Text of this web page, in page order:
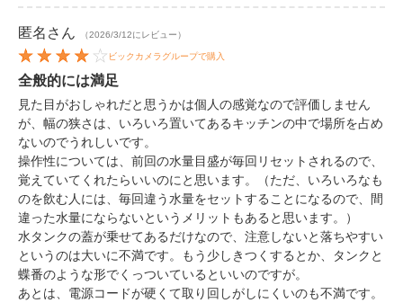
匿名 さん （2026/3/12にレビュー）
ビックカメラグループで購入
全般的には満足
見た目がおしゃれだと思うかは個人の感覚なので評価しません
が、幅の狭さは、いろいろ置いてあるキッチンの中で場所を占め
ないのでうれしいです。
操作性については、前回の水量目盛が毎回リセットされるので、
覚えていてくれたらいいのにと思います。（ただ、いろいろなも
のを飲む人には、毎回違う水量をセットすることになるので、間
違った水量にならないというメリットもあると思います。）
水タンクの蓋が乗せてあるだけなので、注意しないと落ちやすい
というのは大いに不満です。もう少しきつくするとか、タンクと
蝶番のような形でくっついているといいのですが。
あとは、電源コードが硬くて取り回しがしにくいのも不満です。